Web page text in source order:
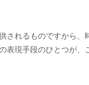
されるものですから、
表現手段のひとつが、